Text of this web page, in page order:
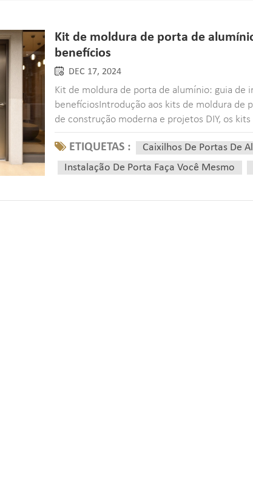
Kit de moldura de porta de
benefícios
DEC 17, 2024
Kit de moldura de porta de alumínio: guia de
benefíciosIntrodução aos kits de moldura de
de construção moderna e projetos DIY, os
tornaram-se cada vez mais populares e é
embarcar e...
ETIQUETAS :
Caixilhos De Portas De
Instalação De Porta Faça Você Mesmo